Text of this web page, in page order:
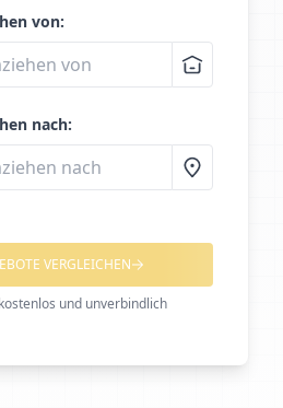
von:
nach:
VERGLEICHEN
und unverbindlich